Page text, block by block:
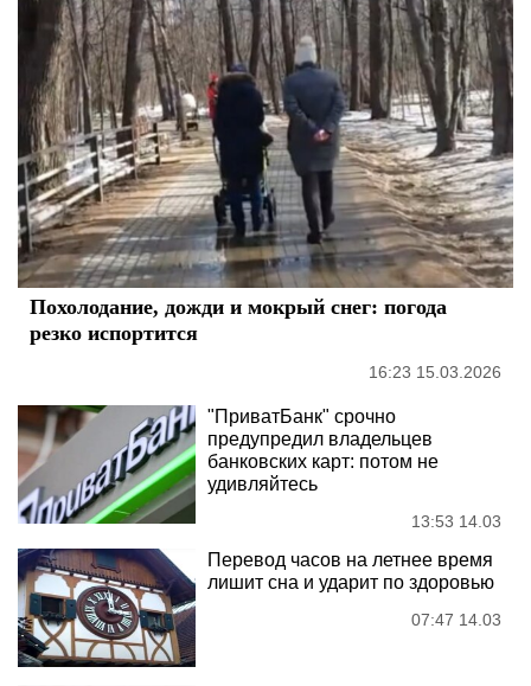
Похолодание, дожди и мокрый снег: погода
резко испортится
16:23 15.03.2026
"ПриватБанк" срочно
предупредил владельцев
банковских карт: потом не
удивляйтесь
13:53 14.03
Перевод часов на летнее время
лишит сна и ударит по здоровью
07:47 14.03